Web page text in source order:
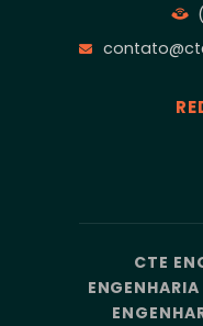
CTE